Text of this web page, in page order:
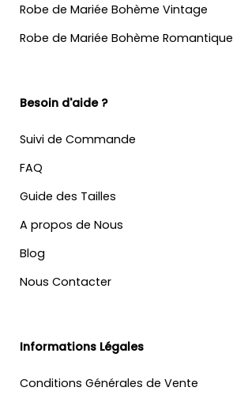
Robe de Mariée Bohème Vintage
Robe de Mariée Bohème Romantique
Besoin d'aide ?
Suivi de Commande
FAQ
Guide des Tailles
A propos de Nous
Blog
Nous Contacter
Informations Légales
Conditions Générales de Vente